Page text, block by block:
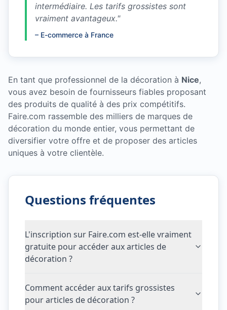
intermédiaire. Les tarifs grossistes sont
vraiment avantageux."
– E-commerce à France
En tant que professionnel de la décoration à Nice,
vous avez besoin de fournisseurs fiables proposant
des produits de qualité à des prix compétitifs.
Faire.com rassemble des milliers de marques de
décoration du monde entier, vous permettant de
diversifier votre offre et de proposer des articles
uniques à votre clientèle.
Questions fréquentes
L'inscription sur Faire.com est-elle vraiment
gratuite pour accéder aux articles de
décoration ?
Comment accéder aux tarifs grossistes
pour articles de décoration ?